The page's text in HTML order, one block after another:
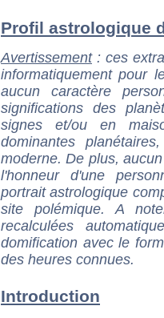
Profil astrologique
Avertissement: ces
informatiquement pour
aucun caractère
significations des
signes et/ou en
dominantes
moderne. De plus,
l'honneur d'une
portrait astrologique
site polémique. A
recalculées
domification avec le
des heures connues.
Introduction